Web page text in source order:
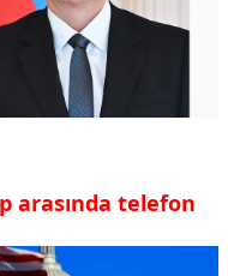
arasında telefon